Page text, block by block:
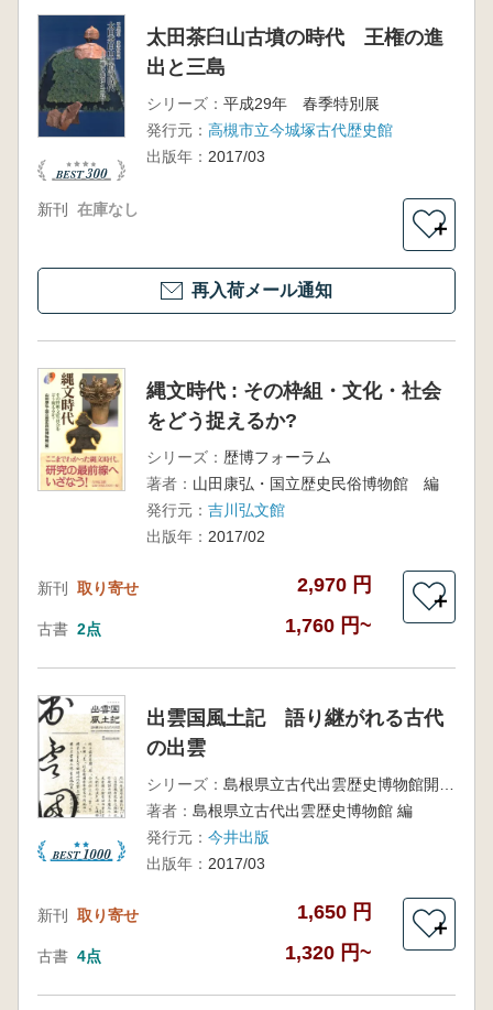
太田茶臼山古墳の時代 王権の進
出と三島
シリーズ： 平成29年 春季特別展
発行元： 高槻市立今城塚古代歴史館
出版年： 2017/03
新刊 在庫なし
＋
再入荷メール通知
縄文時代 : その枠組・文化・社会
をどう捉えるか?
シリーズ： 歴博フォーラム
著者： 山田康弘・国立歴史民俗博物館 編
発行元： 吉川弘文館
出版年： 2017/02
新刊 取り寄せ 2,970 円
古書 2点 1,760 円~
＋
出雲国風土記 語り継がれる古代
の出雲
シリーズ：
著者： 島根県立古代出雲歴史博物館 編
発行元： 今井出版
出版年： 2017/03
新刊 取り寄せ 1,650 円
古書 4点 1,320 円~
＋